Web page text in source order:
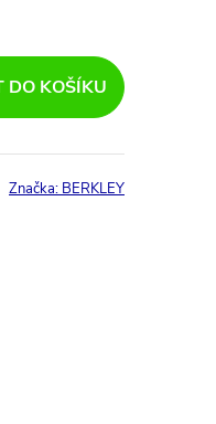
DO KOŠÍKU
Značka: BERKLEY